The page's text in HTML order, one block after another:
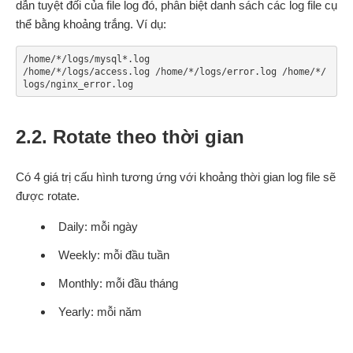
dẫn tuyệt đối của file log đó, phân biệt danh sách các log file cụ
thể bằng khoảng trắng. Ví dụ:
/home/*/logs/mysql*.log
/home/*/logs/access.log /home/*/logs/error.log /home/*/
logs/nginx_error.log
2.2. Rotate theo thời gian
Có 4 giá trị cấu hình tương ứng với khoảng thời gian log file sẽ
được rotate.
Daily: mỗi ngày
Weekly: mỗi đầu tuần
Monthly: mỗi đầu tháng
Yearly: mỗi năm